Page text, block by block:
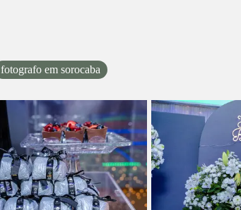
fotografo em sorocaba